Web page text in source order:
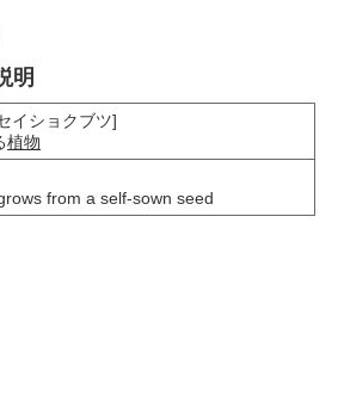
明
イショクブツ]
植物
from a self-sown seed